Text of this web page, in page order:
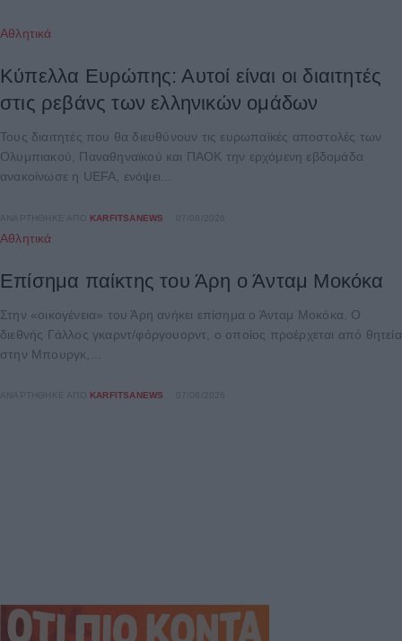
Αθλητικά
Κύπελλα Ευρώπης: Αυτοί είναι οι διαιτητές
στις ρεβάνς των ελληνικών ομάδων
Τους διαιτητές που θα διευθύνουν τις ευρωπαϊκές αποστολές των
Ολυμπιακού, Παναθηναϊκού και ΠΑΟΚ την ερχόμενη εβδομάδα
ανακοίνωσε η UEFA, ενόψει...
ΑΝΑΡΤΉΘΗΚΕ ΑΠΌ KARFITSANEWS
Αθλητικά
Επίσημα παίκτης του Άρη ο Άνταμ Μοκόκα
Στην «οικογένεια» του Άρη ανήκει επίσημα ο Άνταμ Μοκόκα. Ο
διεθνής Γάλλος γκαρντ/φόργουορντ, ο οποίος προέρχεται από θητεία
στην Μπουργκ,...
ΑΝΑΡΤΉΘΗΚΕ ΑΠΌ KARFITSANEWS